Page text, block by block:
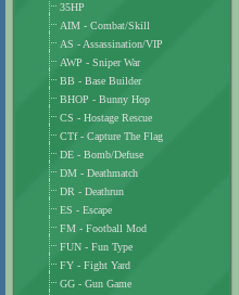
35HP
AIM - Combat/Skill
AS - Assassination/VIP
AWP - Sniper War
BB - Base Builder
BHOP - Bunny Hop
CS - Hostage Rescue
CTf - Capture The Flag
DE - Bomb/Defuse
DM - Deathmatch
DR - Deathrun
ES - Escape
FM - Football Mod
FUN - Fun Type
FY - Fight Yard
GG - Gun Game